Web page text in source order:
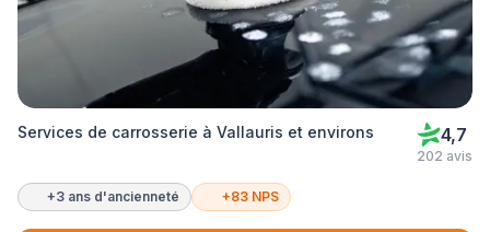
Services de carrosserie à Vallauris et environs 4,7
202 avis
+3 ans d'ancienneté +83 NPS